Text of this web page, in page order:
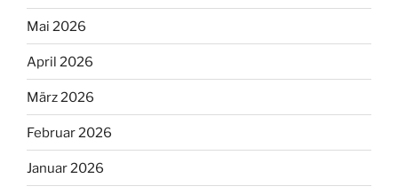
Mai 2026
April 2026
März 2026
Februar 2026
Januar 2026